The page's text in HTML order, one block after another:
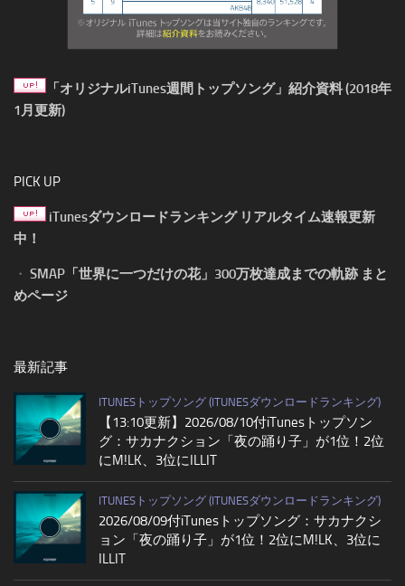
「オリジナルiTunes週間トップソング」紹介資料 (2018年
1月更新)
PICK UP
iTunesダウンロードランキング リアルタイム速報更新
中！
・ SMAP「世界に一つだけの花」300万枚達成までの軌跡 まと
めページ
最新記事
ITUNESトップソング (ITUNESダウンロードランキング)
【13:10更新】2026/08/10付iTunesトップソン
グ：サカナクション「夜の踊り子」が1位！2位
にM!LK、3位にILLIT
ITUNESトップソング (ITUNESダウンロードランキング)
2026/08/09付iTunesトップソング：サカナクシ
ョン「夜の踊り子」が1位！2位にM!LK、3位に
ILLIT